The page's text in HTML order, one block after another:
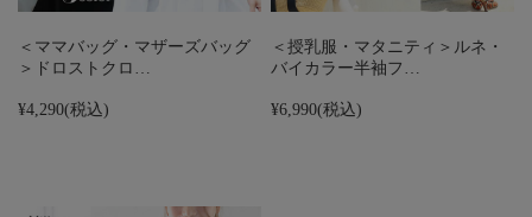
＜ママバッグ・マザーズバッグ
＞ドロストクロ…
¥4,290(税込)
＜授乳服・マタニティ＞ルネ・
バイカラー半袖フ…
¥6,990(税込)